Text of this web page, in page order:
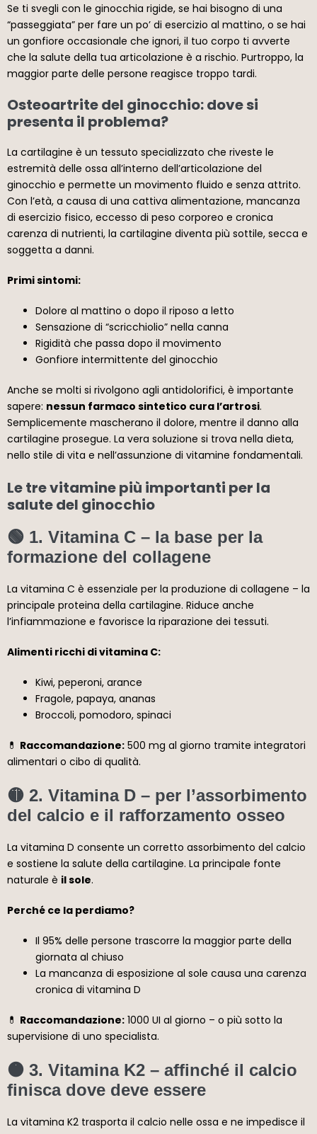
Se ti svegli con le ginocchia rigide, se hai bisogno di una
“passeggiata” per fare un po’ di esercizio al mattino, o se hai
un gonfiore occasionale che ignori, il tuo corpo ti avverte
che la salute della tua articolazione è a rischio. Purtroppo, la
maggior parte delle persone reagisce troppo tardi.
Osteoartrite del ginocchio: dove si
presenta il problema?
La cartilagine è un tessuto specializzato che riveste le
estremità delle ossa all’interno dell’articolazione del
ginocchio e permette un movimento fluido e senza attrito.
Con l’età, a causa di una cattiva alimentazione, mancanza
di esercizio fisico, eccesso di peso corporeo e cronica
carenza di nutrienti, la cartilagine diventa più sottile, secca e
soggetta a danni.
Primi sintomi:
Dolore al mattino o dopo il riposo a letto
Sensazione di “scricchiolio” nella canna
Rigidità che passa dopo il movimento
Gonfiore intermittente del ginocchio
Anche se molti si rivolgono agli antidolorifici, è importante
sapere: nessun farmaco sintetico cura l’artrosi.
Semplicemente mascherano il dolore, mentre il danno alla
cartilagine prosegue. La vera soluzione si trova nella dieta,
nello stile di vita e nell’assunzione di vitamine fondamentali.
Le tre vitamine più importanti per la
salute del ginocchio
🟢 1. Vitamina C – la base per la
formazione del collagene
La vitamina C è essenziale per la produzione di collagene – la
principale proteina della cartilagine. Riduce anche
l’infiammazione e favorisce la riparazione dei tessuti.
Alimenti ricchi di vitamina C:
Kiwi, peperoni, arance
Fragole, papaya, ananas
Broccoli, pomodoro, spinaci
💊 Raccomandazione: 500 mg al giorno tramite integratori
alimentari o cibo di qualità.
🟡 2. Vitamina D – per l’assorbimento
del calcio e il rafforzamento osseo
La vitamina D consente un corretto assorbimento del calcio
e sostiene la salute della cartilagine. La principale fonte
naturale è il sole.
Perché ce la perdiamo?
Il 95% delle persone trascorre la maggior parte della
giornata al chiuso
La mancanza di esposizione al sole causa una carenza
cronica di vitamina D
💊 Raccomandazione: 1000 UI al giorno – o più sotto la
supervisione di uno specialista.
🟠 3. Vitamina K2 – affinché il calcio
finisca dove deve essere
La vitamina K2 trasporta il calcio nelle ossa e ne impedisce il